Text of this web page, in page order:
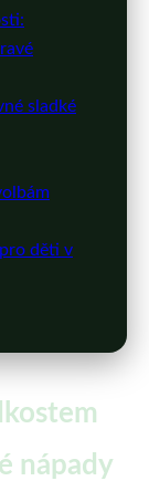
sladké
děti v
nápady